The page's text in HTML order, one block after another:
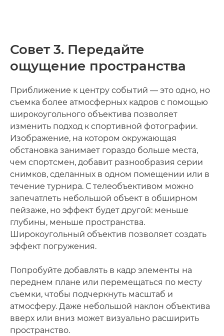
Совет 3. Передайте
ощущение пространства
Приближение к центру событий — это одно, но
съемка более атмосферных кадров с помощью
широкоугольного объектива позволяет
изменить подход к спортивной фотографии.
Изображение, на котором окружающая
обстановка занимает гораздо больше места,
чем спортсмен, добавит разнообразия серии
снимков, сделанных в одном помещении или в
течение турнира. С телеобъективом можно
запечатлеть небольшой объект в обширном
пейзаже, но эффект будет другой: меньше
глубины, меньше пространства.
Широкоугольный объектив позволяет создать
эффект погружения.
Попробуйте добавлять в кадр элементы на
переднем плане или перемещаться по месту
съемки, чтобы подчеркнуть масштаб и
атмосферу. Даже небольшой наклон объектива
вверх или вниз может визуально расширить
пространство.